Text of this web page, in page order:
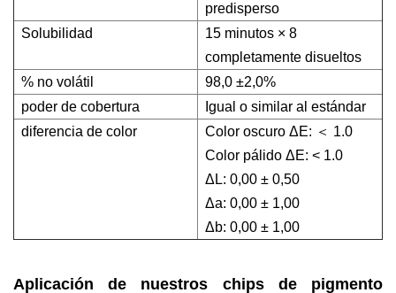
predisperso
Solubilidad
15 minutos × 8
completamente disueltos
% no volátil
98,0 ±2,0%
poder de cobertura
Igual o similar al estándar
diferencia de color
Color oscuro ΔE: ＜ 1.0
Color pálido ΔE: < 1.0
ΔL: 0,00 ± 0,50
Δa: 0,00 ± 1,00
Δb: 0,00 ± 1,00
Aplicación de nuestros chips de pigmento